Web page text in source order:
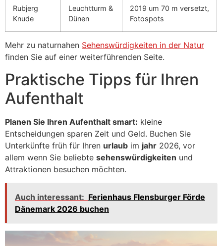
Rubjerg
Knude
Leuchtturm &
Dünen
2019 um 70 m versetzt,
Fotospots
Mehr zu naturnahen Sehenswürdigkeiten in der Natur
finden Sie auf einer weiterführenden Seite.
Praktische Tipps für Ihren
Aufenthalt
Planen Sie Ihren Aufenthalt smart: kleine
Entscheidungen sparen Zeit und Geld. Buchen Sie
Unterkünfte früh für Ihren urlaub im jahr 2026, vor
allem wenn Sie beliebte sehenswürdigkeiten und
Attraktionen besuchen möchten.
Auch interessant: Ferienhaus Flensburger Förde
Dänemark 2026 buchen